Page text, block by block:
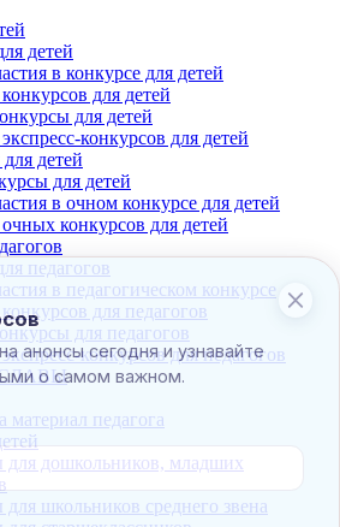
детей
в конкурсе для детей
для детей
для детей
конкурсов для детей
детей
для детей
в очном конкурсе для детей
очных конкурсов для детей
педагогов
в педагогическом конкурсе
для педагогов
для педагогов
конкурсов для педагогов
материал педагога
дошкольников, младших
школьников среднего звена